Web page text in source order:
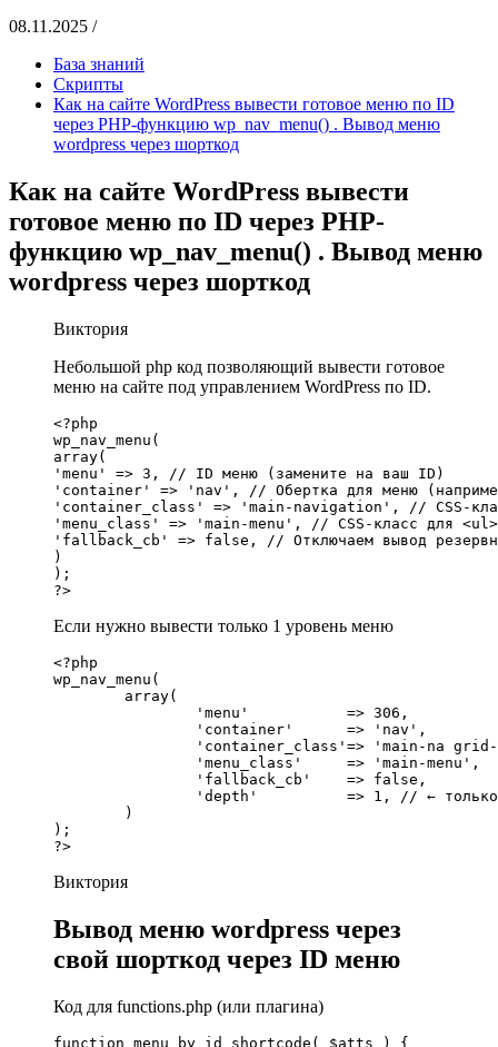
08.11.2025 /
База знаний
Скрипты
Как на сайте WordPress вывести готовое меню по ID
через PHP-функцию wp_nav_menu() . Вывод меню
wordpress через шорткод
Как на сайте WordPress вывести
готовое меню по ID через PHP-
функцию wp_nav_menu() . Вывод меню
wordpress через шорткод
Виктория
Небольшой php код позволяющий вывести готовое
меню на сайте под управлением WordPress по ID.
<?php
wp_nav_menu(
array(
'menu' => 3, // ID меню (замените на ваш ID)
'container' => 'nav', // Обертка для меню
'container_class' => 'main-navigation', // CSS-
'menu_class' => 'main-menu', // CSS-класс для <ul>
'fallback_cb' => false, // Отключаем вывод
)
);
?>
Если нужно вывести только 1 уровень меню
<?php
wp_nav_menu(
);
?>
Виктория
Вывод меню wordpress через
свой шорткод через ID меню
Код для functions.php (или плагина)
function menu_by_id_shortcode( $atts ) {